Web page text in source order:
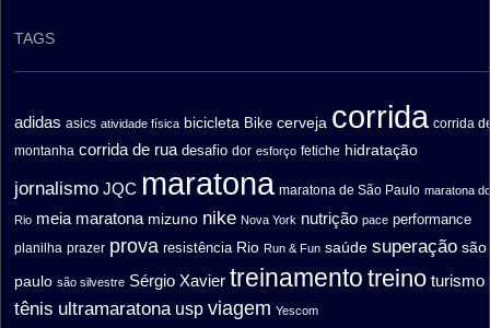
TAGS
adidas asics atividade física bicicleta Bike cerveja corrida corrida
montanha corrida de rua desafio dor esforço fetiche hidratação
jornalismo JQC maratona maratona de São Paulo maratona
Rio meia maratona mizuno nike Nova York nutrição pace performance
planilha prazer prova resistência Rio Run & Fun saúde superação são
paulo são silvestre Sérgio Xavier treinamento treino turismo
tênis ultramaratona usp viagem Yescom